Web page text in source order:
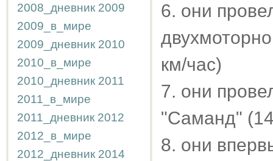
2008_дневник 2009
2009_в_мире
2009_дневник 2010
2010_в_мире
2010_дневник 2011
2011_в_мире
2011_дневник 2012
2012_в_мире
2012_дневник 2014
6. они
км/час)
7. они
"Саманд"
8. они